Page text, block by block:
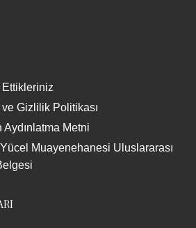
Gizlilik Politikası
Aydınlatma Metni
Muayenehanesi Uluslararası